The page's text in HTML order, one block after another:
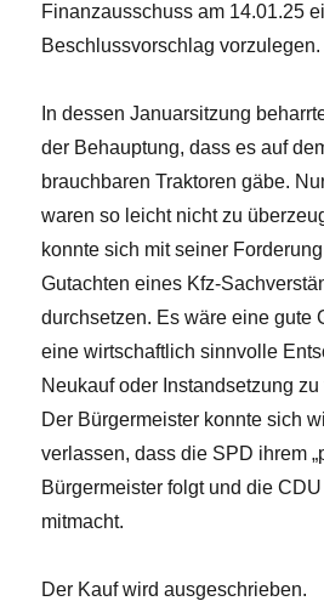
Finanzausschuss am 14.01.25
Beschlussvorschlag vorzulegen.
In dessen Januarsitzung
der Behauptung, dass es auf
brauchbaren Traktoren gäbe.
waren so leicht nicht zu
konnte sich mit seiner
Gutachten eines Kfz-
durchsetzen. Es wäre eine gute
eine wirtschaftlich sinnvolle
Neukauf oder Instandsetzung zu
Der Bürgermeister konnte sich
verlassen, dass die SPD ihrem
Bürgermeister folgt und die
mitmacht.
Der Kauf wird ausgeschrieben.